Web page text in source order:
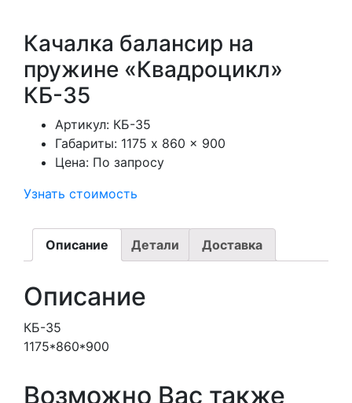
Качалка балансир на
пружине «Квадроцикл»
КБ-35
Артикул: КБ-35
Габариты: 1175 x 860 x 900
Цена: По запросу
Узнать стоимость
Описание Детали Доставка
Описание
КБ-35
1175*860*900
Возможно Вас также